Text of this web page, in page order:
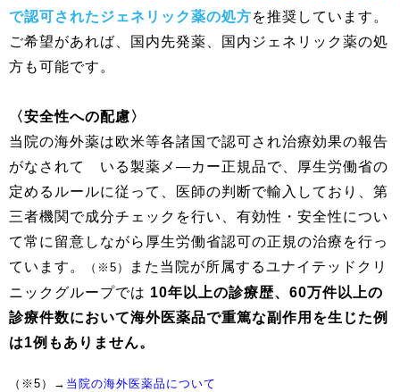
で認可されたジェネリック薬の処方を推奨しています。
ご希望があれば、国内先発薬、国内ジェネリック薬の処
方も可能です。
〈安全性への配慮〉
当院の海外薬は欧米等各諸国で認可され治療効果の報告
がなされて いる製薬メ―カー正規品で、厚生労働省の
定めるルールに従って、医師の判断で輸入しており、第
三者機関で成分チェックを行い、有効性・安全性につい
て常に留意しながら厚生労働省認可の正規の治療を行っ
ています。
（※5）
また当院が所属するユナイテッドクリ
ニックグループでは 10年以上の診療歴、60万件以上の
診療件数において海外医薬品で重篤な副作用を生じた例
は1例もありません。
（※5）→ 当院の海外医薬品について